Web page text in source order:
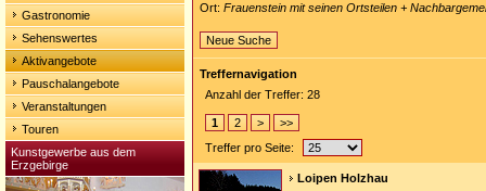
Gastronomie
Sehenswertes
Aktivangebote
Pauschalangebote
Veranstaltungen
Touren
Kunstgewerbe aus dem
Erzgebirge
Ort: Frauenstein mit seinen Ortsteilen +
Neue Suche
Treffernavigation
Anzahl der Treffer: 28
1 2 >
>>
Treffer pro Seite:
Loipen Holzhau